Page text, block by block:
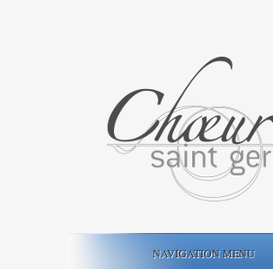
NAVIGATION MENU